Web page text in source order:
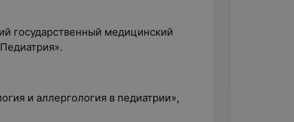
государственный медицинский
и аллергология в педиатрии»,